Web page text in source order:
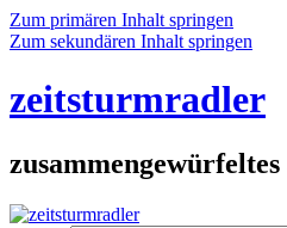
Zum primären Inhalt springen
Zum sekundären Inhalt springen
zeitsturmradler